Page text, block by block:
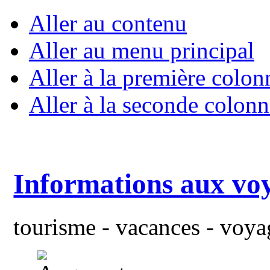
Aller au contenu
Aller au menu principal
Aller à la première
Aller à la seconde
Informations aux
tourisme - vacances -